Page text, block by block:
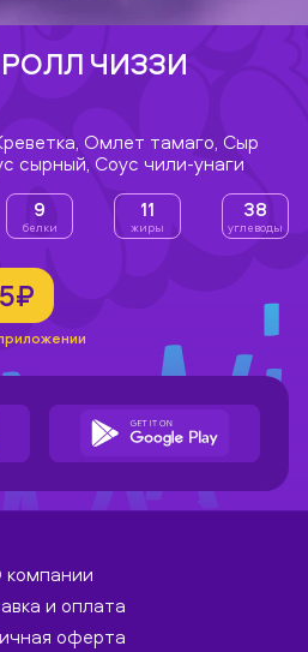
ЧИЗЗИ
Омлет тамаго, Сыр
сырный, Соус чили-унаги
9
белки
11
жиры
38
углеводы
и оплата
оферта